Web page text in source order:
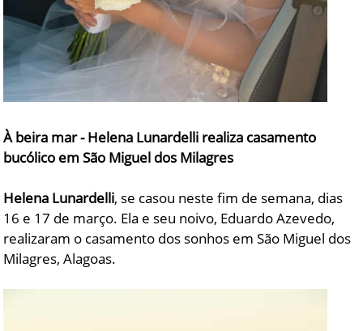
À beira mar - Helena Lunardelli realiza casamento
bucólico em São Miguel dos Milagres
Helena Lunardelli, se casou neste fim de semana, dias
16 e 17 de março. Ela e seu noivo, Eduardo Azevedo,
realizaram o casamento dos sonhos em São Miguel dos
Milagres, Alagoas.